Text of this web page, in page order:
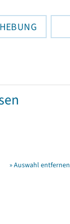
» Auswahl entfernen